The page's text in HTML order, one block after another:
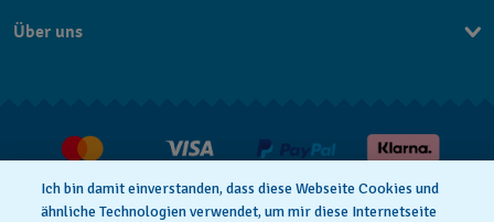
Verkaufs- und Lieferbedingungen
Vertrag widerrufen
Über uns
Ich bin damit einverstanden, dass diese Webseite Cookies und
ähnliche Technologien verwendet, um mir diese Internetseite